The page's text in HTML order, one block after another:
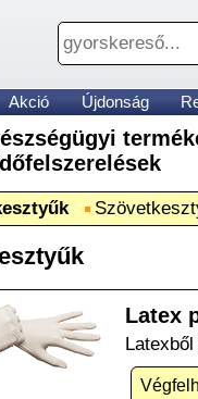
Akció Újdonság
Latex